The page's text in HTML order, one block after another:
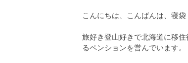
こんにちは、こんばんは、寝袋
旅好き登山好きで北海道に移住
るペンションを営んでいます。